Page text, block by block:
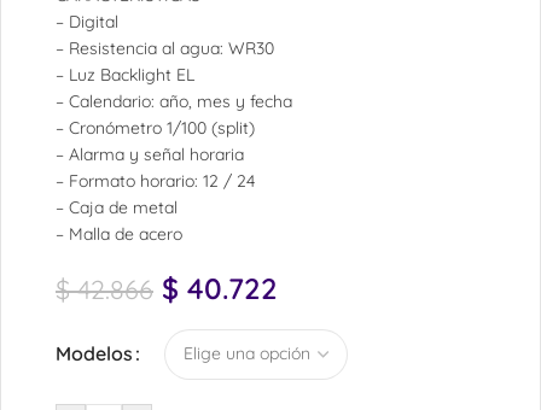
– Digital
– Resistencia al agua: WR30
– Luz Backlight EL
– Calendario: año, mes y fecha
– Cronómetro 1/100 (split)
– Alarma y señal horaria
– Formato horario: 12 / 24
– Caja de metal
– Malla de acero
$42.866 $ 40.722
Modelos